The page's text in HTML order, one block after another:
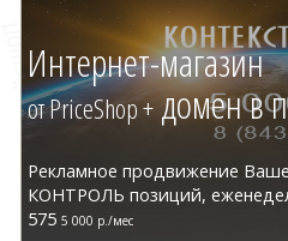
Интернет-магазин
от PriceShop +домен в
Рекламное продвижение
КОНТРОЛЬ позиций,
575 5 000 р./мес